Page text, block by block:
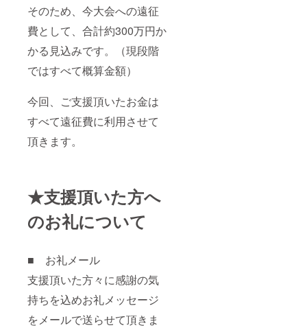
そのため、今大会への遠征
費として、合計約300万円か
かる見込みです。（現段階
ではすべて概算金額）
今回、ご支援頂いたお金は
すべて遠征費に利用させて
頂きます。
★支援頂いた方へ
のお礼について
■ お礼メール
支援頂いた方々に感謝の気
持ちを込めお礼メッセージ
をメールで送らせて頂きま